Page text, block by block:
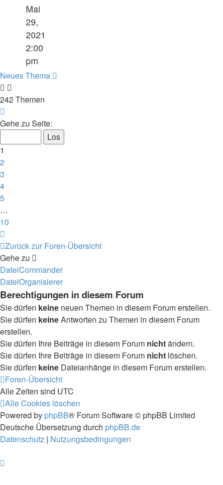
Mai
29,
2021
2:00
pm
Neues Thema
242 Themen
1
10
Gehe zu Seite:
1
2
3
4
5
…
10
Zurück zur Foren-Übersicht
Gehe zu
DateiCommander
DateiOrganisierer
Berechtigungen in diesem Forum
Sie dürfen keine neuen Themen in diesem Forum erstellen.
Sie dürfen keineAntworten zu Themen in diesem Forum
erstellen.
Sie dürfen Ihre Beiträge in diesem Forum nichtändern.
Sie dürfen Ihre Beiträge in diesem Forum nicht löschen.
Sie dürfen keine Dateianhänge in diesem Forum erstellen.
Foren-Übersicht
Alle Zeiten sind UTC
Alle Cookies löschen
Powered by phpBB® Forum Software © phpBB Limited
Deutsche Übersetzung durch phpBB.de
Datenschutz | Nutzungsbedingungen